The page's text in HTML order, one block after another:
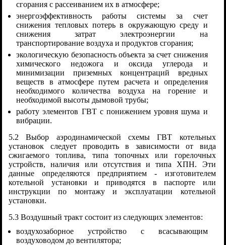
сгорания с рассеиванием их в атмосфере;
энергоэффективность работы системы за счет
снижения тепловых потерь в окружающую среду и
снижения затрат электроэнергии на
транспортирование воздуха и продуктов сгорания;
экологическую безопасность объекта за счет снижения
химического недожога и оксида углерода и
минимизации приземных концентраций вредных
веществ в атмосфере путем расчета и определения
необходимого количества воздуха на горение и
необходимой высоты дымовой трубы;
работу элементов ГВТ с понижением уровня шума и
вибрации.
5.2 Выбор аэродинамической схемы ГВТ котельных
установок следует проводить в зависимости от вида
сжигаемого топлива, типа топочных или горелочных
устройств, наличия или отсутствия и типа ХПН. Эти
данные определяются предприятием - изготовителем
котельной установки и приводятся в паспорте или
инструкции по монтажу и эксплуатации котельной
установки.
5.3 Воздушный тракт состоит из следующих элементов:
воздухозаборное устройство с всасывающим
воздуховодом до вентилятора;